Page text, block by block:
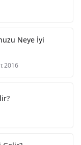
Neye İyi
2016